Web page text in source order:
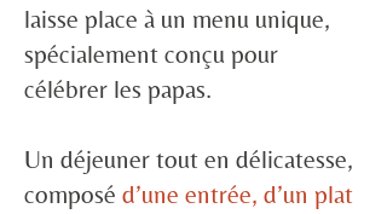
laisse place à un menu unique,
spécialement conçu pour
célébrer les papas.
Un déjeuner tout en délicatesse,
composé d’une entrée, d’un plat